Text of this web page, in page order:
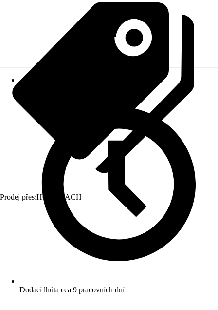
Prodej přes:HORNBACH
Dodací lhůta cca 9 pracovních dní